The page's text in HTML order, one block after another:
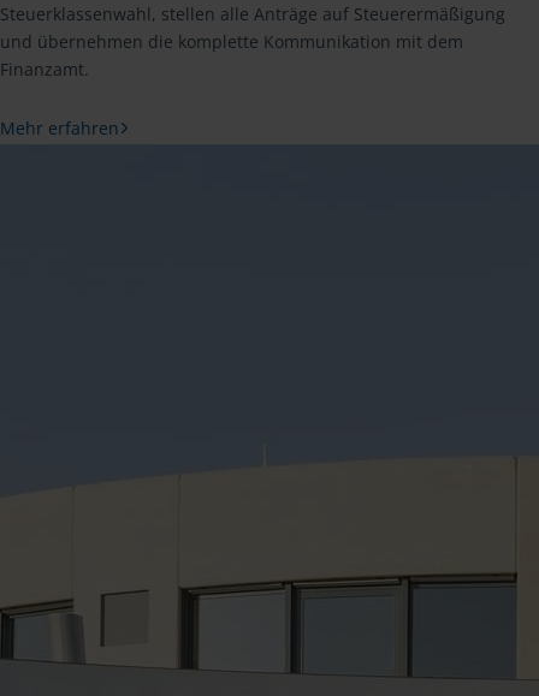
Steuerklassenwahl, stellen alle Anträge auf Steuerermäßigung
und übernehmen die komplette Kommunikation mit dem
Finanzamt.
Mehr erfahren